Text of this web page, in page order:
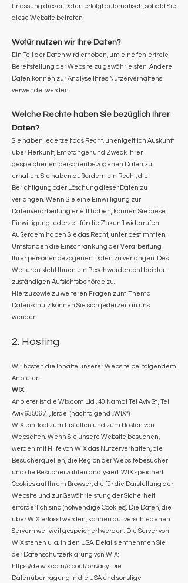
Erfassung dieser Daten erfolgt automatisch, sobald Sie
diese Website betreten.
Wofür nutzen wir Ihre Daten?
Ein Teil der Daten wird erhoben, um eine fehlerfreie
Bereitstellung der Website zu gewährleisten. Andere
Daten können zur Analyse Ihres Nutzerverhaltens
verwendet werden.
Welche Rechte haben Sie bezüglich Ihrer
Daten?
Sie haben jederzeit das Recht, unentgeltlich Auskunft
über Herkunft, Empfänger und Zweck Ihrer
gespeicherten personenbezogenen Daten zu
erhalten. Sie haben außerdem ein Recht, die
Berichtigung oder Löschung dieser Daten zu
verlangen. Wenn Sie eine Einwilligung zur
Datenverarbeitung erteilt haben, können Sie diese
Einwilligung jederzeit für die Zukunft widerrufen.
Außerdem haben Sie das Recht, unter bestimmten
Umständen die Einschränkung der Verarbeitung
Ihrer personenbezogenen Daten zu verlangen. Des
Weiteren steht Ihnen ein Beschwerderecht bei der
zuständigen Aufsichtsbehörde zu.
Hierzu sowie zu weiteren Fragen zum Thema
Datenschutz können Sie sich jederzeit an uns
wenden.
2. Hosting
Wir hosten die Inhalte unserer Website bei folgendem
Anbieter:
WIX
Anbieter ist die Wix.com Ltd., 40 Namal Tel Aviv St., Tel
Aviv6350671
, Israel (nachfolgend „WIX“).
WIX ein Tool zum Erstellen und zum Hosten von
Webseiten. Wenn Sie unsere Website besuchen,
werden mit Hilfe von WIX das Nutzerverhalten, die
Besucherquellen, die Region der Websitebesucher
und die Besucherzahlen analysiert. WIX speichert
Cookies auf Ihrem Browser, die für die Darstellung der
Website und zur Gewährleistung der Sicherheit
erforderlich sind (notwendige Cookies). Die Daten, die
über WIX erfasst werden, können auf verschiedenen
Servern weltweit gespeichert werden. Die Server von
WIX stehen u. a. in den USA. Details entnehmen Sie
der Datenschutzerklärung von WIX:
https://de.wix.com/about/privacy. Die
Datenübertragung in die USA und sonstige